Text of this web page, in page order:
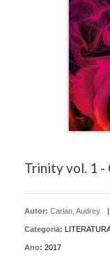
Trinity vol. 1 -
Autor: Carlan, Audrey |
Categoria:
Ano: 2017